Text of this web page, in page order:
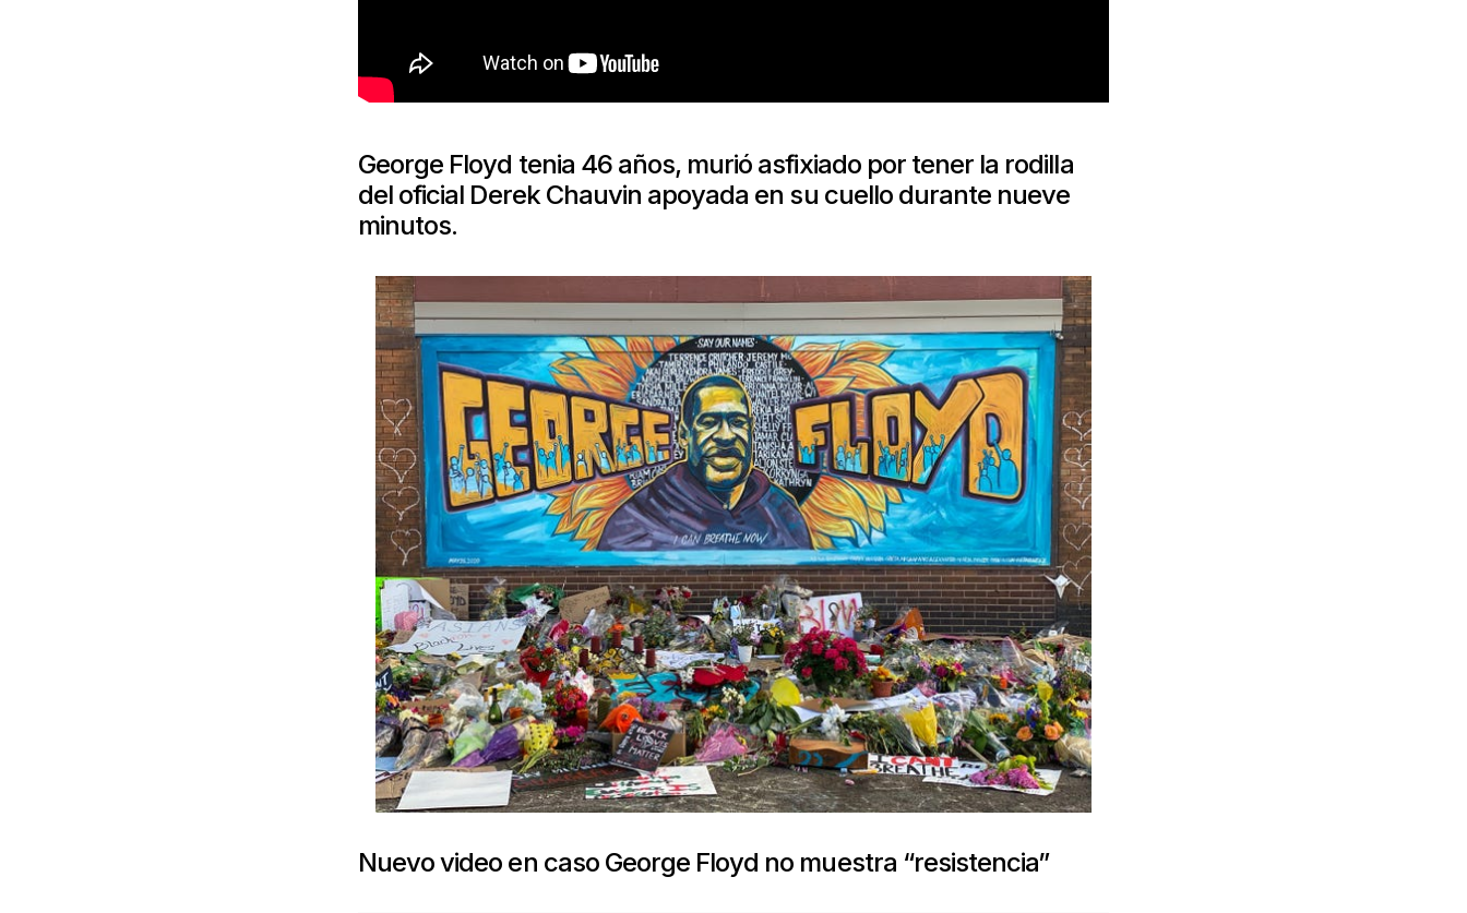
George Floyd tenia 46 años, murió asfixiado por tener la rodilla
del oficial Derek Chauvin apoyada en su cuello durante nueve
minutos.
Nuevo video en caso George Floyd no muestra “resistencia”